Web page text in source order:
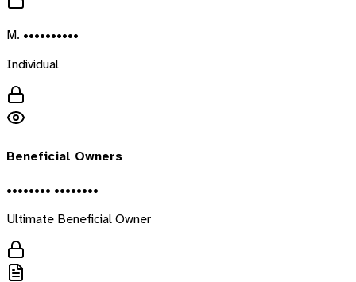
M. ••••••••••
Individual
Beneficial Owners
•••••••• ••••••••
Ultimate Beneficial Owner